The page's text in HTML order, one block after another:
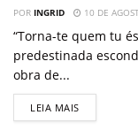
POR INGRID 10 DE
“Torna-te quem tu
predestinada
obra de...
LEIA MAIS